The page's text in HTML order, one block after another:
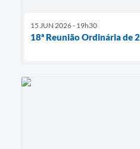
15 JUN 2026 - 19h30
18ª Reunião Ordinária de